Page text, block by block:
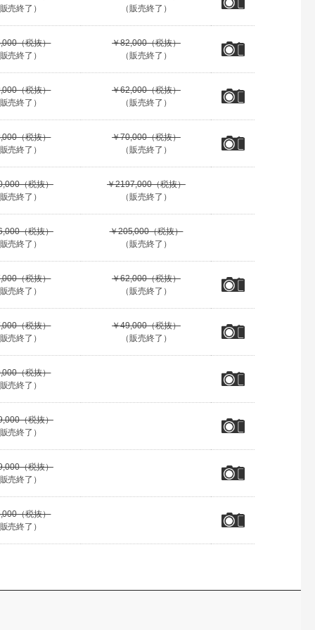
販売終了）
（販売終了）
（税抜）
販売終了）
￥82,000（税抜）
（販売終了）
（税抜）
販売終了）
￥62,000（税抜）
（販売終了）
（税抜）
販売終了）
￥70,000（税抜）
（販売終了）
（税抜）
販売終了）
￥2197,000（税抜）
（販売終了）
（税抜）
販売終了）
￥205,000（税抜）
（販売終了）
（税抜）
販売終了）
￥62,000（税抜）
（販売終了）
（税抜）
販売終了）
￥49,000（税抜）
（販売終了）
（税抜）
販売終了）
（税抜）
販売終了）
（税抜）
販売終了）
（税抜）
販売終了）